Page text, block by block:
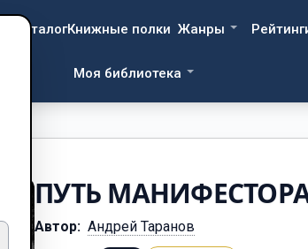
КаталогКнижные полки Жанры
Моя библиотека
ПУТЬ
Автор: Андрей Таранов